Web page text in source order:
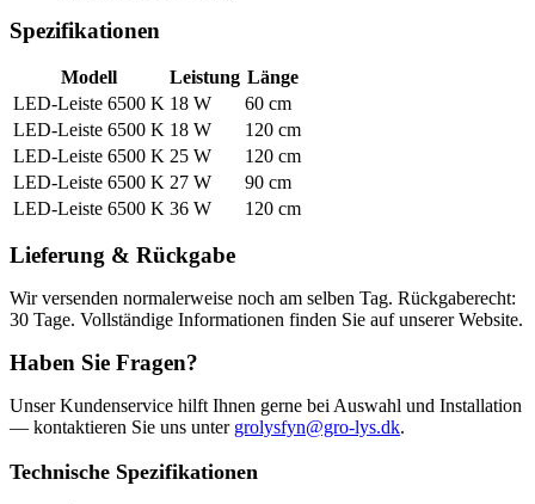
Spezifikationen
Modell Leistung Länge
LED-Leiste 6500 K 18 W
60 cm
LED-Leiste 6500 K 18 W
120 cm
LED-Leiste 6500 K 25 W
120 cm
LED-Leiste 6500 K 27 W
90 cm
LED-Leiste 6500 K 36 W 120 cm
Lieferung & Rückgabe
Wir versenden normalerweise noch am selben Tag. Rückgaberecht:
30 Tage. Vollständige Informationen finden Sie auf unserer Website.
Haben Sie Fragen?
Unser Kundenservice hilft Ihnen gerne bei Auswahl und Installation
— kontaktieren Sie uns unter grolysfyn@gro-lys.dk.
Technische Spezifikationen